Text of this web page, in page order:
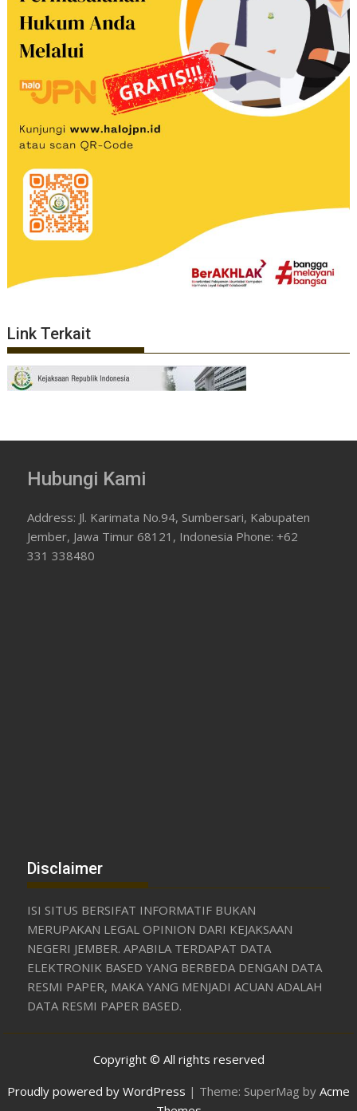
Link Terkait
Hubungi Kami
Address: Jl. Karimata No.94, Sumbersari, Kabupaten
Jember, Jawa Timur 68121, Indonesia Phone: +62
331 338480
Disclaimer
ISI SITUS BERSIFAT INFORMATIF BUKAN
MERUPAKAN LEGAL OPINION DARI KEJAKSAAN
NEGERI JEMBER. APABILA TERDAPAT DATA
ELEKTRONIK BASED YANG BERBEDA DENGAN DATA
RESMI PAPER, MAKA YANG MENJADI ACUAN ADALAH
DATA RESMI PAPER BASED.
Copyright © All rights reserved
Proudly powered by WordPress | Theme: SuperMag by Acme